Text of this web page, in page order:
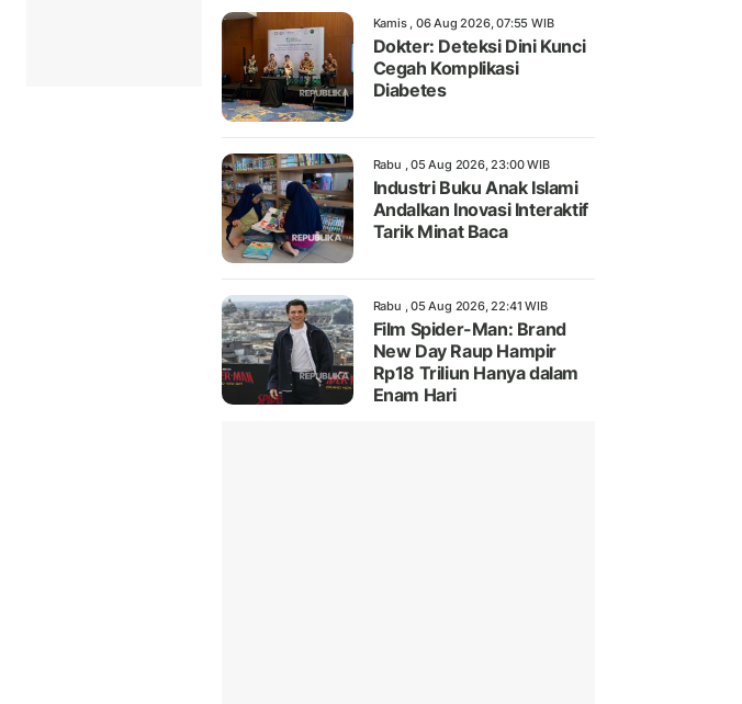
Kamis , 06 Aug 2026, 07:55 WIB
Dokter: Deteksi Dini Kunci
Cegah Komplikasi
Diabetes
Rabu , 05 Aug 2026, 23:00 WIB
Industri Buku Anak Islami
Andalkan Inovasi Interaktif
Tarik Minat Baca
Rabu , 05 Aug 2026, 22:41 WIB
Film Spider-Man: Brand
New Day Raup Hampir
Rp18 Triliun Hanya dalam
Enam Hari